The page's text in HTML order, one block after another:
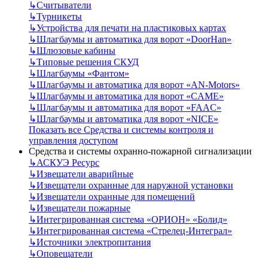
↳Считыватели
↳Турникеты
↳Устройства для печати на пластиковых картах
↳Шлагбаумы и автоматика для ворот «DoorHan»
↳Шлюзовые кабины
↳Типовые решения СКУД
↳Шлагбаумы «Фантом»
↳Шлагбаумы и автоматика для ворот «AN-Motors»
↳Шлагбаумы и автоматика для ворот «CAME»
↳Шлагбаумы и автоматика для ворот «FAAC»
↳Шлагбаумы и автоматика для ворот «NICE»
Показать все Средства и системы контроля и
управления доступом
Средства и системы охранно-пожарной сигнализации
↳АСКУЭ Ресурс
↳Извещатели аварийные
↳Извещатели охранные для наружной установки
↳Извещатели охранные для помещений
↳Извещатели пожарные
↳Интегрированная система «ОРИОН» «Болид»
↳Интегрированная система «Стрелец-Интеграл»
↳Источники электропитания
↳Оповещатели